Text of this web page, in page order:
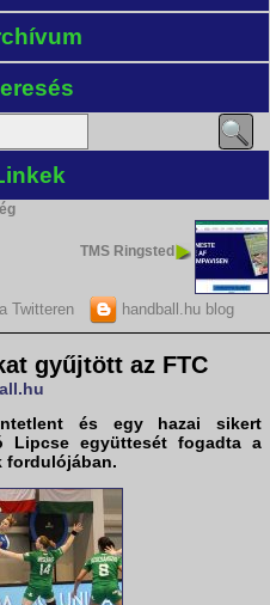
TMS Ringsted
Twitteren handball.hu blog
gyűjtött az FTC
és egy hazai sikert
Lipcse együttesét fogadta a
fordulójában.